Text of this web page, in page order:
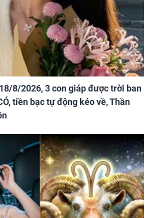
8/2026, 3 con giáp được trời ban
tiền bạc tự động kéo về, Thần